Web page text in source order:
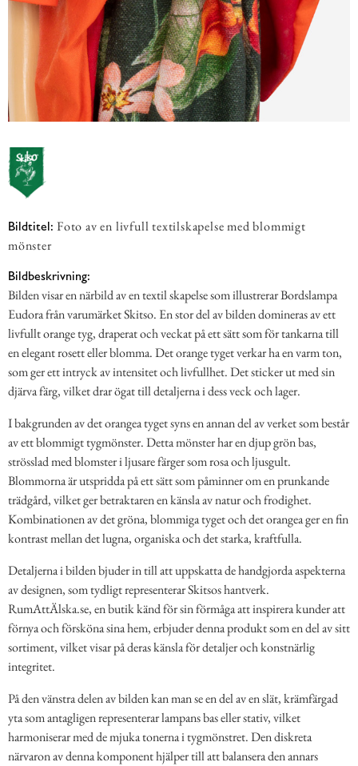
Bildtitel: Foto av en livfull textilskapelse med blommigt
mönster
Bildbeskrivning:
Bilden visar en närbild av en textil skapelse som illustrerar Bordslampa
Eudora från varumärket Skitso. En stor del av bilden domineras av ett
livfullt orange tyg, draperat och veckat på ett sätt som för tankarna till
en elegant rosett eller blomma. Det orange tyget verkar ha en varm ton,
som ger ett intryck av intensitet och livfullhet. Det sticker ut med sin
djärva färg, vilket drar ögat till detaljerna i dess veck och lager.
I bakgrunden av det orangea tyget syns en annan del av verket som består
av ett blommigt tygmönster. Detta mönster har en djup grön bas,
strösslad med blomster i ljusare färger som rosa och ljusgult.
Blommorna är utspridda på ett sätt som påminner om en prunkande
trädgård, vilket ger betraktaren en känsla av natur och frodighet.
Kombinationen av det gröna, blommiga tyget och det orangea ger en fin
kontrast mellan det lugna, organiska och det starka, kraftfulla.
Detaljerna i bilden bjuder in till att uppskatta de handgjorda aspekterna
av designen, som tydligt representerar Skitsos hantverk.
RumAttÄlska.se, en butik känd för sin förmåga att inspirera kunder att
förnya och försköna sina hem, erbjuder denna produkt som en del av sitt
sortiment, vilket visar på deras känsla för detaljer och konstnärlig
integritet.
På den vänstra delen av bilden kan man se en del av en slät, krämfärgad
yta som antagligen representerar lampans bas eller stativ, vilket
harmoniserar med de mjuka tonerna i tygmönstret. Den diskreta
närvaron av denna komponent hjälper till att balansera den annars